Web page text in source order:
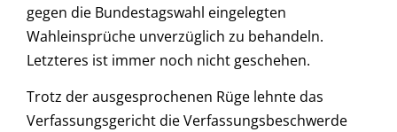
gegen die Bundestagswahl eingelegten
Wahleinsprüche unverzüglich zu behandeln.
Letzteres ist immer noch nicht geschehen.
Trotz der ausgesprochenen Rüge lehnte das
Verfassungsgericht die Verfassungsbeschwerde